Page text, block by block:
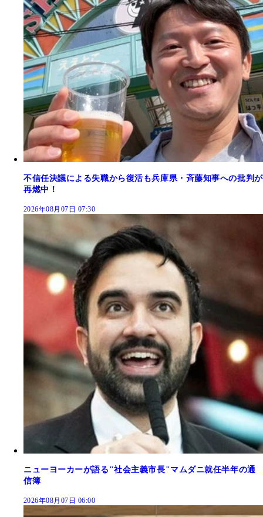
不信任決議による失職から復活も兵庫県・斉藤知事への批判が
再燃中！
2026年08月07日 07:30
ニューヨーカーが語る"社会主義市長"マムダニ就任半年の通
信簿
2026年08月07日 06:00